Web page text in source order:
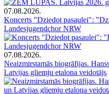
07.08.2026.
Koncerts "Dziedot pasaulei":
Landesjugendchor NRW
07.08.2026.
Neaizmirstamās biogrāfijas.
Latvijas gliemju etalona veidotājs